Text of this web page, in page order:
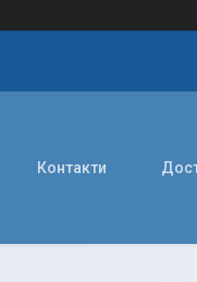
Контакти